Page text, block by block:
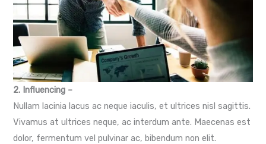
2. Influencing –
Nullam lacinia lacus ac neque iaculis, et ultrices nisl sagittis.
Vivamus at ultrices neque, ac interdum ante. Maecenas est
dolor, fermentum vel pulvinar ac, bibendum non elit.